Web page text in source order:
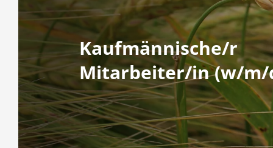
Kaufmännische/r
Mitarbeiter/in (w/m/